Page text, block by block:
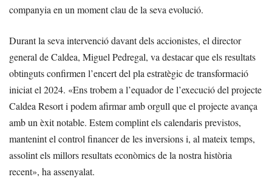
companyia en un moment clau de la seva evolució.
Durant la seva intervenció davant dels accionistes, el director
general de Caldea, Miguel Pedregal, va destacar que els resultats
obtinguts confirmen l’encert del pla estratègic de transformació
iniciat el 2024. «Ens trobem a l’equador de l’execució del projecte
Caldea Resort i podem afirmar amb orgull que el projecte avança
amb un èxit notable. Estem complint els calendaris previstos,
mantenint el control financer de les inversions i, al mateix temps,
assolint els millors resultats econòmics de la nostra història
recent», ha assenyalat.